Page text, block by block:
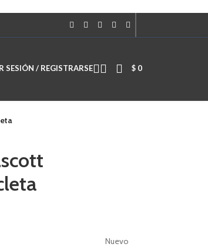
resultados autocompletados, puedes utilizar las
SESIÓN / REGISTRARSE $ 0
Nuevo